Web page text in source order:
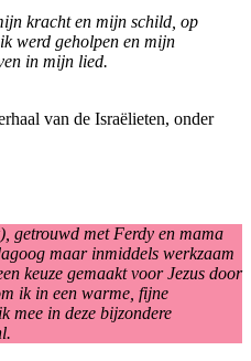
kracht en mijn schild, op
werd geholpen en mijn
in mijn lied.
van de Israëlieten, onder
getrouwd met Ferdy en mama
maar inmiddels werkzaam
keuze gemaakt voor Jezus door
ik in een warme, fijne
mee in deze bijzondere